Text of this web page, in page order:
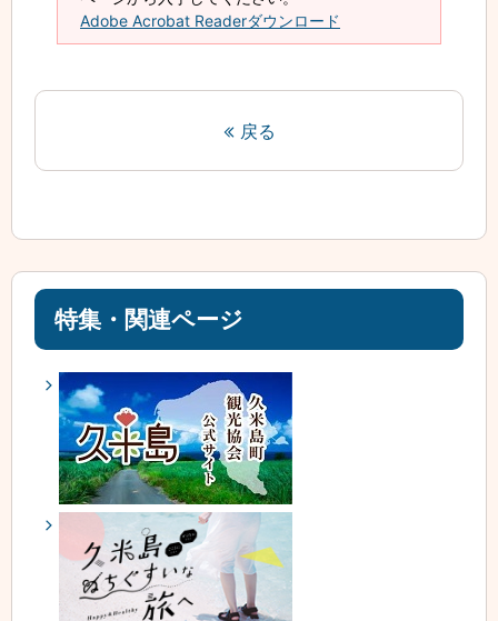
Adobe Acrobat Readerダウンロード
戻る
特集・関連ページ